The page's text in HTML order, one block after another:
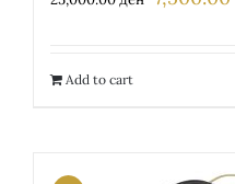
Add to cart